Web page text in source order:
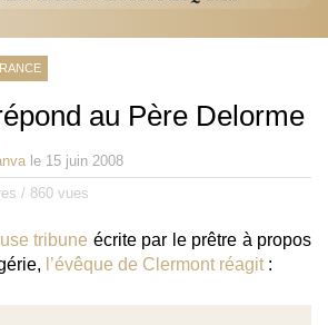
au Père Delorme
le 15 juin 2008
/ 860 vues
tribune écrite par le prêtre à propos
l’évêque de Clermont réagit: